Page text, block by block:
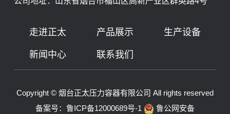
走进正太 产品展示 生产设备
新闻中心 联系我们
Copyright © 烟台正太压力容器有限公司 All rights reserved
备案号： 鲁ICP备12000689号-1 鲁公网安备